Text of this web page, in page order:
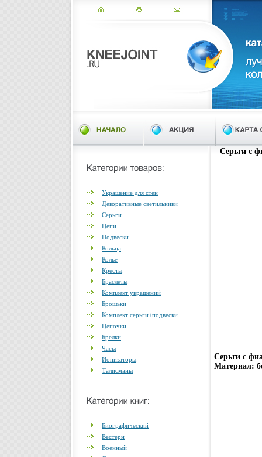
Украшение для стен
Декоративные светильники
Серьги
Цепи
Подвески
Кольца
Колье
Кресты
Браслеты
Комплект украшений
Брошьки
Комплект серьги+подвески
Цепочки
Брелки
Часы
Ионизаторы
Талисманы
Биографический
Вестерн
Военный
Серьги с
Серьги с
Материал: